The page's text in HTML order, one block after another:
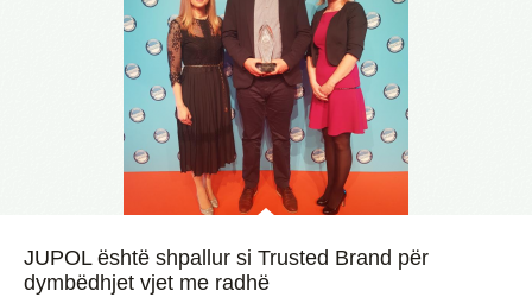
JUPOL është shpallur si Trusted Brand për
dymbëdhjet vjet me radhë